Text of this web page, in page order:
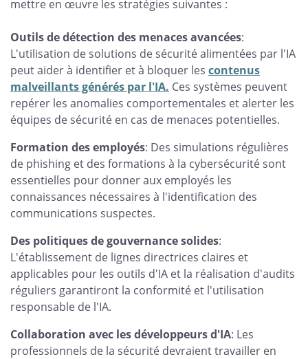
mettre en œuvre les stratégies suivantes :
Outils de détection des menaces avancées:
L'utilisation de solutions de sécurité alimentées par l'IA
peut aider à identifier et à bloquer les contenus
malveillants générés par l'IA. Ces systèmes peuvent
repérer les anomalies comportementales et alerter les
équipes de sécurité en cas de menaces potentielles.
Formation des employés: Des simulations régulières
de phishing et des formations à la cybersécurité sont
essentielles pour donner aux employés les
connaissances nécessaires à l'identification des
communications suspectes.
Des politiques de gouvernance solides:
L'établissement de lignes directrices claires et
applicables pour les outils d'IA et la réalisation d'audits
réguliers garantiront la conformité et l'utilisation
responsable de l'IA.
Collaboration avec les développeurs d'IA: Les
professionnels de la sécurité devraient travailler en